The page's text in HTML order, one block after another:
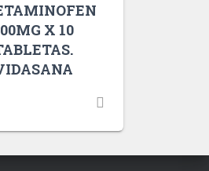
X 10